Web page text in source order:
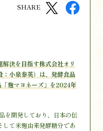
SHARE
決を目指す株式会社オリ
小泉泰英）は、発酵食品
麹マヨネーズ」を2024年
を開発しており、日本の伝
て米麹由来発酵糖分であ